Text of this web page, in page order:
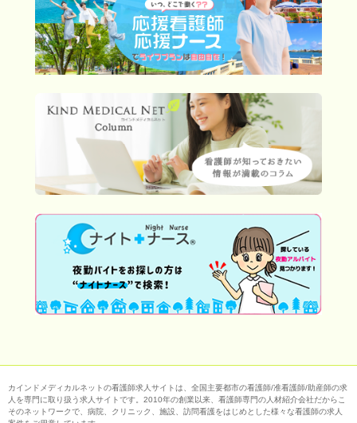
カインドメディカルネットの看護師求人サイトは、全国主要都市の看護師/准看護師/助産師の求
人を専門に取り扱う求人サイトです。2010年の創業以来、看護師専門の人材紹介会社だからこ
そのネットワークで、病院、クリニック、施設、訪問看護をはじめとした様々な看護師の求人